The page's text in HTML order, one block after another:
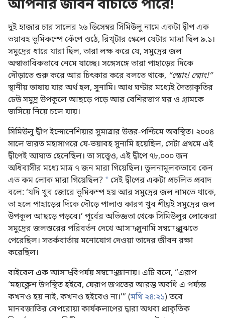
আপনার জীবন বাঁচাতে পারে!
দুই হাজার চার সালের ২৬ ডিসেম্বর সিমিউলু নামে একটা দ্বীপ এক
ভয়াবহ ভূমিকম্পে কেঁপে ওঠে, রিখ্‌টার স্কেলে যেটার মাত্রা ছিল ৯.১।
সমুদ্রের ধারে যারা ছিল, তারা লক্ষ করে যে, সমুদ্রের জল
অস্বাভাবিকভাবে নেমে যাচ্ছে। সঙ্গেসঙ্গে তারা পাহাড়ের দিকে
দৌড়াতে শুরু করে আর চিৎকার করে বলতে থাকে, “স্মোং! স্মোং!”
স্থানীয় ভাষায় যার অর্থ হল, সুনামি। আধ ঘণ্টার মধ্যেই দৈত্যাকৃতির
ঢেউ সমুদ্র উপকূলে আছড়ে পড়ে আর বেশিরভাগ ঘর ও গ্রামকে
ভাসিয়ে নিয়ে চলে যায়।
সিমিউলু দ্বীপ ইন্দোনেশিয়ার সুমাত্রার উত্তর-পশ্চিমে অবস্থিত। ২০০৪
সালে ভারত মহাসাগরে যে-ভয়াবহ সুনামি হয়েছিল, সেটা প্রথমে এই
দ্বীপেই আঘাত হেনেছিল। তা সত্ত্বেও, এই দ্বীপে ৭৮,০০০ জন
অধিবাসীর মধ্যে মাত্র ৭ জন মারা গিয়েছিল। তুলনামূলকভাবে কেন
এত কম লোক মারা গিয়েছিল? a সেই দ্বীপের একটা প্রচলিত প্রবাদ
বলে: ‘যদি খুব জোরে ভূমিকম্প হয় আর সমুদ্রের জল নামতে থাকে,
তা হলে পাহাড়ের দিকে দৌড়ে পালাও কারণ খুব শীঘ্রই সমুদ্রের জল
উপকূল আছড়ে পড়বে।’ পূর্বের অভিজ্ঞতা থেকে সিমিউলুর লোকেরা
সমুদ্রের জলস্তরের পরিবর্তন দেখে আসন্ন সুনামি সম্বন্ধে বুঝতে
পেরেছিল। সতর্কবার্তায় মনোযোগ দেওয়া তাদের জীবন রক্ষা
করেছিল।
বাইবেল এক আসন্ন বিপর্যয় সম্বন্ধে জানায়। এটি বলে, “এরূপ
‘মহাক্লেশ উপস্থিত হইবে, যেরূপ জগতের আরম্ভ অবধি এ পর্য্যন্ত
কখনও হয় নাই, কখনও হইবেও না।’” (মথি ২৪:২১) তবে
মানবজাতির বেপরোয়া কার্যকলাপের দ্বারা অথবা প্রাকৃতিক